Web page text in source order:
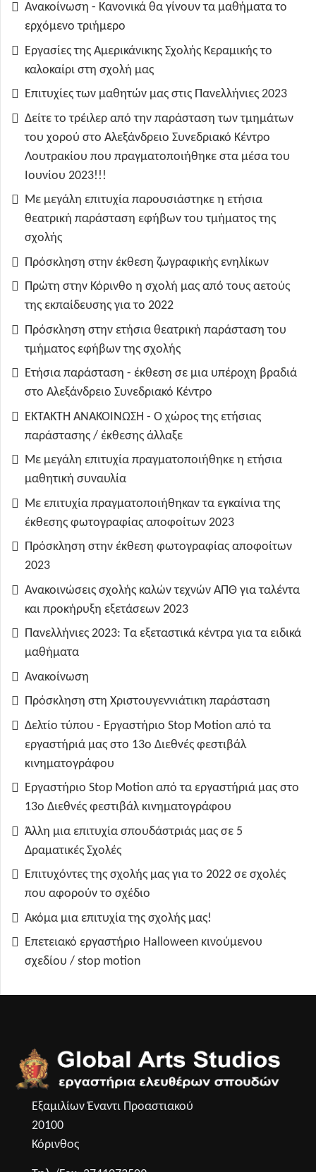
Ανακοίνωση - Κανονικά θα γίνουν τα μαθήματα το
ερχόμενο τριήμερο
Εργασίες της Αμερικάνικης Σχολής Κεραμικής το
καλοκαίρι στη σχολή μας
Επιτυχίες των μαθητών μας στις Πανελλήνιες 2023
Δείτε το τρέιλερ από την παράσταση των τμημάτων
του χορού στο Αλεξάνδρειο Συνεδριακό Κέντρο
Λουτρακίου που πραγματοποιήθηκε στα μέσα του
Ιουνίου 2023!!!
Με μεγάλη επιτυχία παρουσιάστηκε η ετήσια
θεατρική παράσταση εφήβων του τμήματος της
σχολής
Πρόσκληση στην έκθεση ζωγραφικής ενηλίκων
Πρώτη στην Κόρινθο η σχολή μας από τους αετούς
της εκπαίδευσης για το 2022
Πρόσκληση στην ετήσια θεατρική παράσταση του
τμήματος εφήβων της σχολής
Ετήσια παράσταση - έκθεση σε μια υπέροχη βραδιά
στο Αλεξάνδρειο Συνεδριακό Κέντρο
ΕΚΤΑΚΤΗ ΑΝΑΚΟΙΝΩΣΗ - Ο χώρος της ετήσιας
παράστασης / έκθεσης άλλαξε
Με μεγάλη επιτυχία πραγματοποιήθηκε η ετήσια
μαθητική συναυλία
Με επιτυχία πραγματοποιήθηκαν τα εγκαίνια της
έκθεσης φωτογραφίας αποφοίτων 2023
Πρόσκληση στην έκθεση φωτογραφίας αποφοίτων
2023
Ανακοινώσεις σχολής καλών τεχνών ΑΠΘ για ταλέντα
και προκήρυξη εξετάσεων 2023
Πανελλήνιες 2023: Τα εξεταστικά κέντρα για τα ειδικά
μαθήματα
Ανακοίνωση
Πρόσκληση στη Χριστουγεννιάτικη παράσταση
Δελτίο τύπου - Εργαστήριο Stop Motion από τα
εργαστήριά μας στο 13ο Διεθνές φεστιβάλ
κινηματογράφου
Εργαστήριο Stop Motion από τα εργαστήριά μας στο
13ο Διεθνές φεστιβάλ κινηματογράφου
Άλλη μια επιτυχία σπουδάστριάς μας σε 5
Δραματικές Σχολές
Επιτυχόντες της σχολής μας για το 2022 σε σχολές
που αφορούν το σχέδιο
Ακόμα μια επιτυχία της σχολής μας!
Επετειακό εργαστήριο Halloween κινούμενου
σχεδίου / stop motion
Εξαμιλίων Έναντι Προαστιακού
20100
Κόρινθος